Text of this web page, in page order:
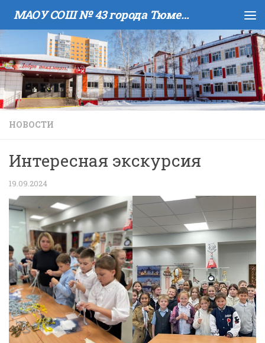
Skip to content МАОУ COШ № 43 города Тюмени имени В.И. Муравленко
НОВОСТИ
Интересная экскурсия
19.09.2024